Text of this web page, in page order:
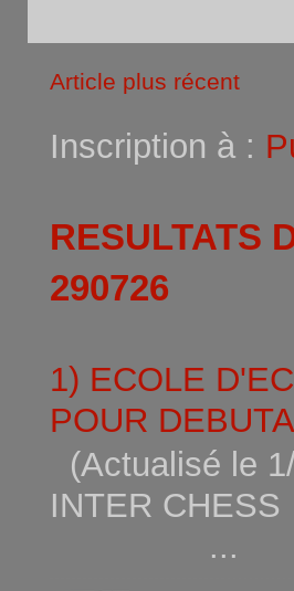
Article plus récent
Inscription à :
RESULTATS
290726
1) ECOLE
POUR
(Actualisé le
INTER
...